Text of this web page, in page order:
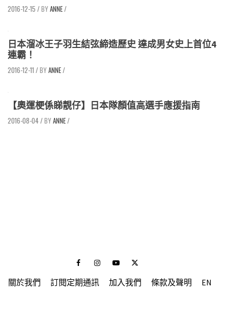
2016-12-15 / ANNE/
日本溜冰王子羽生結弦締造歷史 達成男女史上首位4
連霸！
2016-12-11 / ANNE/
【奧運梗係睇靚仔】日本隊顏值高選手應援指南
2016-08-04/ ANNE/
FacebookInstagramYoutubeTwitter
關於我們 訂閱定期通訊 加入我們 條款及聲明 EN